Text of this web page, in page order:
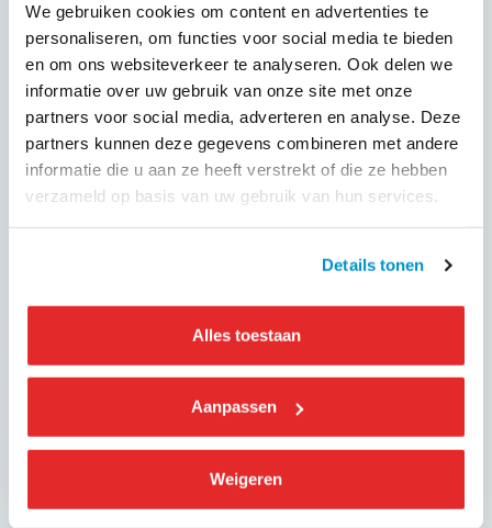
We gebruiken cookies om content en advertenties te
personaliseren, om functies voor social media te bieden
en om ons websiteverkeer te analyseren. Ook delen we
informatie over uw gebruik van onze site met onze
partners voor social media, adverteren en analyse. Deze
partners kunnen deze gegevens combineren met andere
informatie die u aan ze heeft verstrekt of die ze hebben
verzameld op basis van uw gebruik van hun services.
Details tonen
Alles toestaan
Aanpassen
Weigeren
BUSVERVOER NEDERLAND
Almei Tours
Alpha Tours Hem BV
BUSVERVOER NEDERLAND
AMZ Borssele
Atlas Reizen
Laad meer